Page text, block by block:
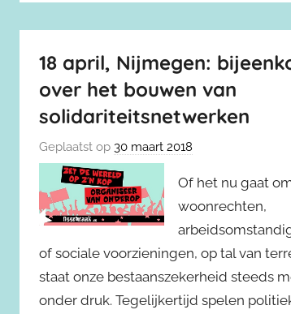
18 april, Nijmegen:
over het bouwen van
solidariteitsnetwerken
Geplaatst op 30 maart 2018
Of het nu gaat
woonrechten,
of sociale voorzieningen, op tal van
staat onze bestaanszekerheid steeds
onder druk. Tegelijkertijd spelen